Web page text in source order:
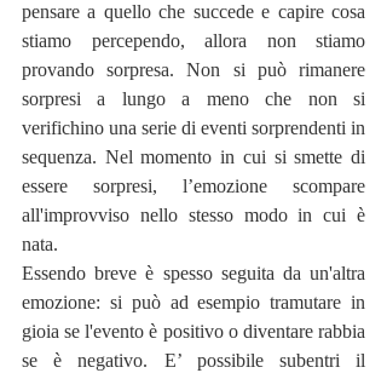
pensare a quello che succede e capire cosa
stiamo percependo, allora non stiamo
provando sorpresa. Non si può rimanere
sorpresi a lungo a meno che non si
verifichino una serie di eventi sorprendenti in
sequenza. Nel momento in cui si smette di
essere sorpresi, l’emozione scompare
all'improvviso nello stesso modo in cui è
nata.
Essendo breve è spesso seguita da un'altra
emozione: si può ad esempio tramutare in
gioia se l'evento è positivo o diventare rabbia
se è negativo. E’ possibile subentri il